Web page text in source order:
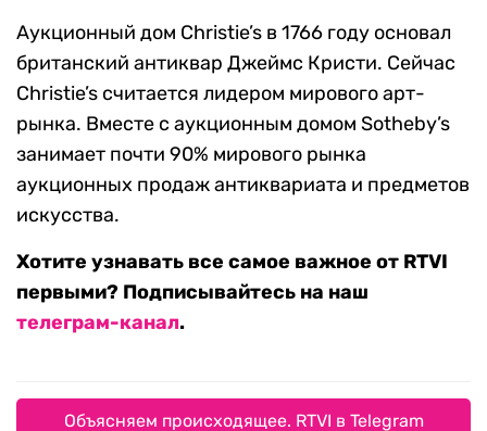
Аукционный дом Christie’s в 1766 году основал
британский антиквар Джеймс Кристи. Сейчас
Christie’s считается лидером мирового арт-
рынка. Вместе с аукционным домом Sotheby’s
занимает почти 90% мирового рынка
аукционных продаж антиквариата и предметов
искусства.
Хотите узнавать все самое важное от RTVI
первыми? Подписывайтесь на наш
телеграм-канал.
Объясняем происходящее. RTVI в Telegram